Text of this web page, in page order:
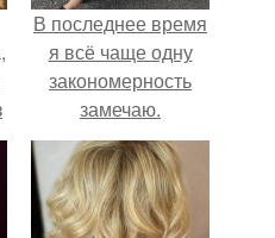
В последнее время
я всё чаще одну
закономерность
замечаю.